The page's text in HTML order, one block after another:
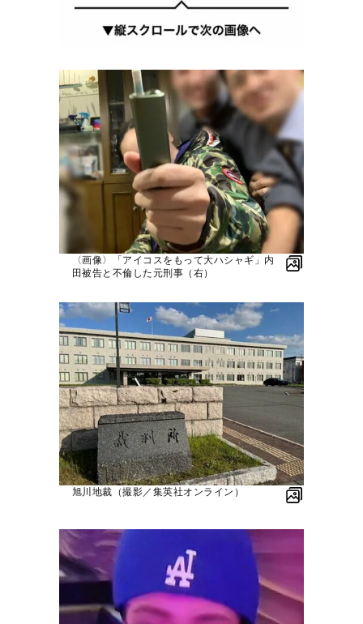
〈画像〉「アイコスをもって大ハシャギ」内
田被告と不倫した元刑事（右）
旭川地裁（撮影／集英社オンライン）